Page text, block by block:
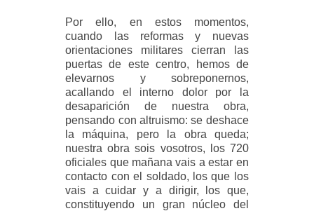
Por ello, en estos momentos,
cuando las reformas y nuevas
orientaciones militares cierran las
puertas de este centro, hemos de
elevarnos y sobreponernos,
acallando el interno dolor por la
desaparición de nuestra obra,
pensando con altruismo: se deshace
la máquina, pero la obra queda;
nuestra obra sois vosotros, los 720
oficiales que mañana vais a estar en
contacto con el soldado, los que los
vais a cuidar y a dirigir, los que,
constituyendo un gran núcleo del